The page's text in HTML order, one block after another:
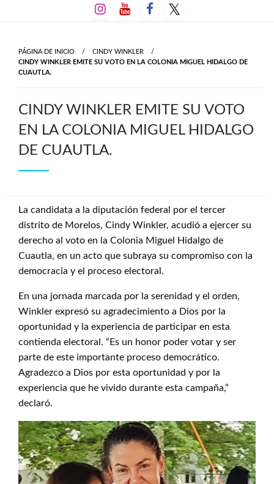
al
PÁGINA DE INICIO
CINDY WINKLER
CINDY WINKLER EMITE SU VOTO EN LA COLONIA MIGUEL HIDALGO DE
CUAUTLA.
CINDY WINKLER EMITE SU VOTO
EN LA COLONIA MIGUEL HIDALGO
DE CUAUTLA.
La candidata a la diputación federal por el tercer
distrito de Morelos, Cindy Winkler, acudió a ejercer su
derecho al voto en la Colonia Miguel Hidalgo de
Cuautla, en un acto que subraya su compromiso con la
democracia y el proceso electoral.
En una jornada marcada por la serenidad y el orden,
Winkler expresó su agradecimiento a Dios por la
oportunidad y la experiencia de participar en esta
contienda electoral. “Es un honor poder votar y ser
parte de este importante proceso democrático.
Agradezco a Dios por esta oportunidad y por la
experiencia que he vivido durante esta campaña,”
declaró.